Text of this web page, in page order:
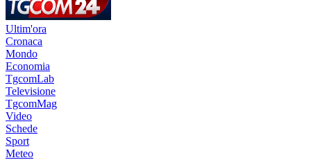
Ultim'ora
Cronaca
Mondo
Economia
TgcomLab
Televisione
TgcomMag
Video
Schede
Sport
Meteo